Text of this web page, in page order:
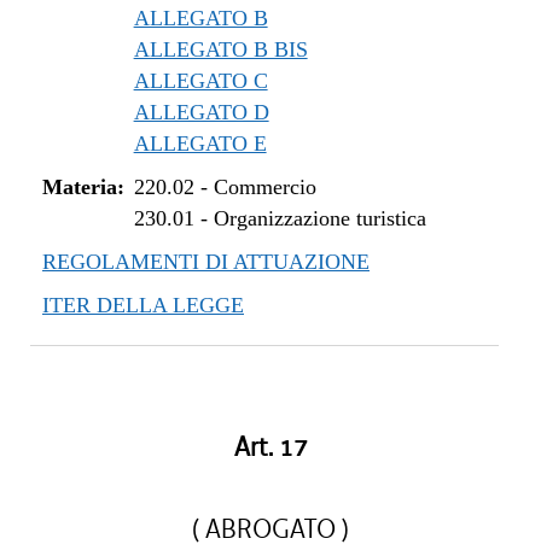
ALLEGATO B
ALLEGATO B BIS
ALLEGATO C
ALLEGATO D
ALLEGATO E
Materia: 220.02 - Commercio
230.01 - Organizzazione turistica
REGOLAMENTI DI ATTUAZIONE
ITER DELLA LEGGE
Art. 17
( ABROGATO )